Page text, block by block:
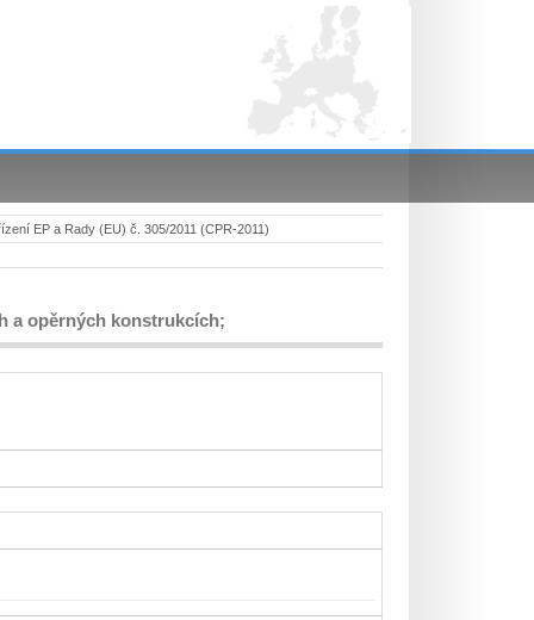
EP a Rady (EU) č. 305/2011 (CPR-2011)
a opěrných konstrukcích;